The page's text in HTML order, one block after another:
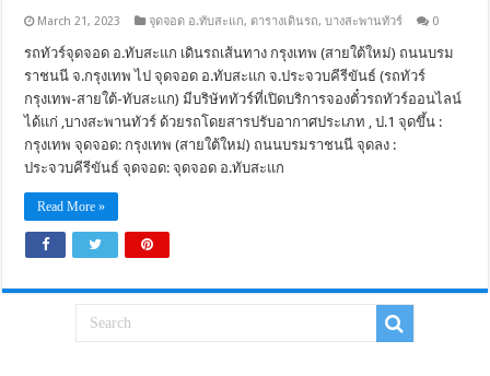
March 21, 2023 จุดจอด อ.ทับสะแก, ตารางเดินรถ,บางสะพานทัวร์ 0
รถทัวร์จุดจอด อ.ทับสะแก เดินรถเส้นทาง กรุงเทพ (สายใต้ใหม่) ถนนบรม
ราชนนี จ.กรุงเทพ ไป จุดจอด อ.ทับสะแก จ.ประจวบคีรีขันธ์ (รถทัวร์
กรุงเทพ-สายใต้-ทับสะแก) มีบริษัททัวร์ที่เปิดบริการจองตั๋วรถทัวร์ออนไลน์
ได้แก่ ,บางสะพานทัวร์ ด้วยรถโดยสารปรับอากาศประเภท , ป.1 จุดขึ้น :
กรุงเทพ จุดจอด: กรุงเทพ (สายใต้ใหม่) ถนนบรมราชนนี จุดลง :
ประจวบคีรีขันธ์ จุดจอด: จุดจอด อ.ทับสะแก
Read More »